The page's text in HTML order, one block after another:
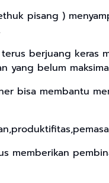
pisang )
berjuang keras
yang belum
bisa membantu
memberikan